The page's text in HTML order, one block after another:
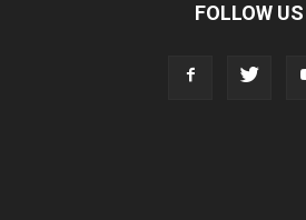
FOLLOW US